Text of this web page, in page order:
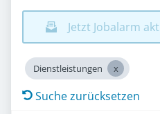
Jetzt Jobalarm
Dienstleistungen
Suche zurücksetzen